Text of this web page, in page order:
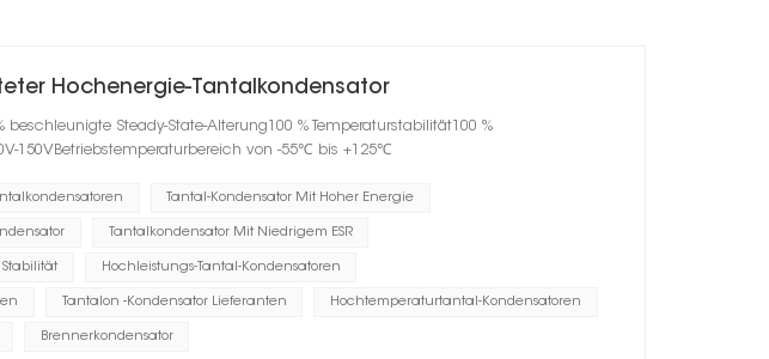
Hochenergie-Tantalkondensator
Steady-State-Alterung100 % Temperaturstabilität100 %
150VBetriebstemperaturbereich von -55℃ bis +125℃
Tantal-Kondensator Mit Hoher Energie
Tantalkondensator Mit Niedrigem ESR
Stabilität Hochleistungs-Tantal-Kondensatoren
Tantalon -Kondensator Lieferanten Hochtemperaturtantal-Kondensatoren
Brennerkondensator